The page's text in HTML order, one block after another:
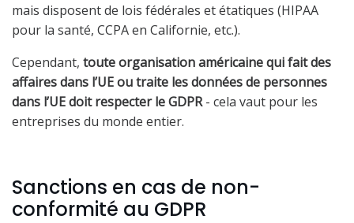
mais disposent de lois fédérales et étatiques (HIPAA
pour la santé, CCPA en Californie, etc.).
Cependant, toute organisation américaine qui fait des
affaires dans l’UE ou traite les données de personnes
dans l’UE doit respecter le GDPR- cela vaut pour les
entreprises du monde entier.
Sanctions en cas de non-
conformité au GDPR